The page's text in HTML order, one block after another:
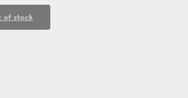
of stock